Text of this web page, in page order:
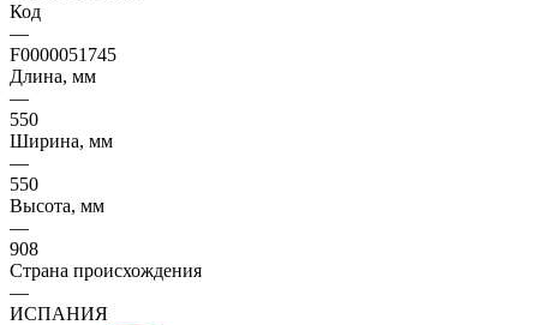
Код
—
F0000051745
Длина, мм
—
550
Ширина, мм
—
550
Высота, мм
—
908
Страна происхождения
—
ИСПАНИЯ